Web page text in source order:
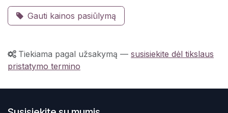
Gauti kainos pasiūlymą
Tiekiama pagal užsakymą — susisiekite dėl tikslaus
pristatymo termino